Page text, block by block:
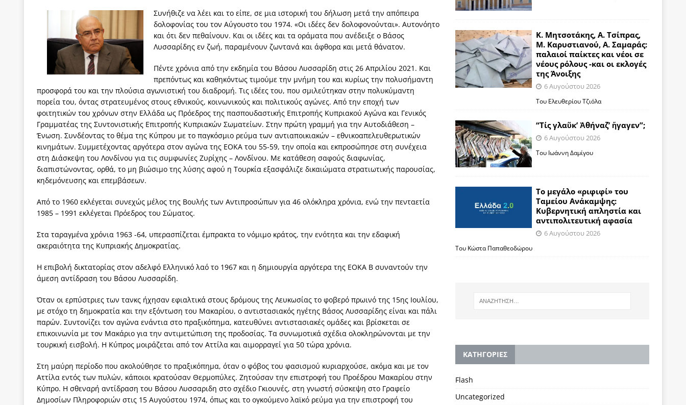
[ 6 Αυγούστου 2026 ]
Δόμνα Μιχαηλίδου: Αξιοπρέπεια
ΠΡΟΒΟΛΕΣ
[ 6 Αυγούστου 2026 ]
Η δημοκρατία της διαχείρισης τελειώνει
ΠΑΡΕΜΒΑΣΕΙΣ
[ 6 Αυγούστου 2026 ]
[ 5 Αυγούστου 2026 ]
Κυριάκος Μητσοτάκης: Αναλγησίες
ΠΡΟΒΟΛΕΣ
[ 4 Αυγούστου 2026 ] Θα ανήκεις όπου ανήκει το νερό
ΑΝΑΓΝΩΣΕΙΣ
[ 4 Αυγούστου 2026 ] Η γενεαλογία του φασισμού: από τον Αντιδιαφωτισμό στον ψηφιακό Κοινωνικό Δαρβινισμό
ΠΑΡΕΜΒΑΣΕΙΣ
[ 4 Αυγούστου 2026 ] Εφημερίδα «Εστία»: Όταν η δημοσιογραφία βάζει τα χέρια της και βγάζει τα μάτια της ΑΠΟΨΕΙΣ
Συνήθιζε να λέει και το είπε, σε μια ιστορική του δήλωση μετά την απόπειρα
δολοφονίας του τον Αύγουστο του 1974. «Οι ιδέες δεν δολοφονούνται». Αυτονόητο
και ότι δεν πεθαίνουν. Και οι ιδέες και τα οράματα που ανέδειξε ο Βάσος
Λυσσαρίδης εν ζωή, παραμένουν ζωντανά και άφθορα και μετά θάνατον.
Πέντε χρόνια από την εκδημία του Βάσου Λυσσαρίδη στις 26 Απριλίου 2021. Και
πρεπόντως και καθηκόντως τιμούμε την μνήμη του και κυρίως την πολυσήμαντη
προσφορά του και την πλούσια αγωνιστική του διαδρομή. Τις ιδέες του, που σμιλεύτηκαν στην πολυκύμαντη
πορεία του, όντας στρατευμένος στους εθνικούς, κοινωνικούς και πολιτικούς αγώνες. Από την εποχή των
φοιτητικών του χρόνων στην Ελλάδα ως Πρόεδρος της πασπουδαστικής Επιτροπής Κυπριακού Αγώνα και Γενικός
Γραμματέας της Συντονιστικής Επιτροπής Κυπριακών Σωματείων. Στην πρώτη γραμμή για την Αυτοδιάθεση –
Ένωση. Συνδέοντας το θέμα της Κύπρου με το παγκόσμιο ρεύμα των αντιαποικιακών – εθνικοαπελευθερωτικών
κινημάτων. Συμμετέχοντας αργότερα στον αγώνα της ΕΟΚΑ του 55-59, την οποία και εκπροσώπησε στη συνέχεια
στη Διάσκεψη του Λονδίνου για τις συμφωνίες Ζυρίχης – Λονδίνου. Με κατάθεση σαφούς διαφωνίας,
διαπιστώνοντας, ορθά, το μη βιώσιμο της λύσης αφού η Τουρκία εξασφάλιζε δικαιώματα στρατιωτικής παρουσίας,
κηδεμόνευσης και επεμβάσεων.
Από το 1960 εκλέγεται συνεχώς μέλος της Βουλής των Αντιπροσώπων για 46 ολόκληρα χρόνια, ενώ την πενταετία
1985 – 1991 εκλέγεται Πρόεδρος του Σώματος.
Στα ταραγμένα χρόνια 1963 -64, υπερασπίζεται έμπρακτα το νόμιμο κράτος, την ενότητα και την εδαφική
ακεραιότητα της Κυπριακής Δημοκρατίας.
Η επιβολή δικτατορίας στον αδελφό Ελληνικό λαό το 1967 και η δημιουργία αργότερα της ΕΟΚΑ Β συναντούν την
άμεση αντίδραση του Βάσου Λυσσαρίδη.
Όταν οι ερπύστριες των τανκς ήχησαν εφιαλτικά στους δρόμους της Λευ­κωσίας το φοβερό πρωινό της 15ης Ιουλίου,
με στόχο τη δημοκρατία και την εξόντωση του Μακαρίου, ο αντιστασιακός ηγέτης Βάσος Λυσσαρίδης εί­ναι και πάλι
παρών. Συντονίζει τον αγώνα ενάντια στο πραξικόπημα, κα­τευθύνει αντιστασιακές ομάδες και βρίσκεται σε
επικοινωνία με τον Μακά­ριο για την αντιμετώπιση της προδοσίας. Τα συνωμοτικά σχέδια ολοκλη­ρώνονται με την
τουρκική εισβολή. Η Κύπρος μοιράζεται από τον Αττίλα και αιμορραγεί για 50 τώρα χρόνια.
Στη μαύρη περίοδο που ακολούθησε το πραξικόπημα, όταν ο φόβος του φασισμού κυριαρχούσε, ακόμα και με τον
Αττίλα εντός των πυλών, κάποιοι κρατούσαν Θερμοπύλες. Ζητούσαν την επιστροφή του Προέδρου Μακαρίου στην
Κύπρο. Η σθεναρή αντίδραση του Βάσου Λυσσαριδη στο σχέδιο Γκιου­νές, στη γνωστή σύσκεψη στο Γραφείο
Δημοσίων Πληροφοριών στις 15 Αυ­γούστου 1974, όπως και το ογκούμενο λαϊκό ρεύμα για την επιστροφή του
Κ. Μητσοτάκης, Α. Τσίπρας,
Μ. Καρυστιανού, Α. Σαμαράς:
παλαιοί παίκτες και νέοι σε
νέους ρόλους -και οι εκλογές
της Άνοιξης
6 Αυγούστου 2026
Του Ελευθερίου Τζιόλα
“Τίς γλαῦκ’ Ἀθήναζ’ ἤγαγεν”;
6 Αυγούστου 2026
Του Ιωάννη Δαμίγου
Το μεγάλο «ριφιφί» του
Ταμείου Ανάκαμψης:
Κυβερνητική απληστία και
αντιπολιτευτική αφασία
6 Αυγούστου 2026
Του Κώστα Παπαθεοδώρου
KΑΤΗΓΟΡΙΕΣ
Flash
Uncategorized